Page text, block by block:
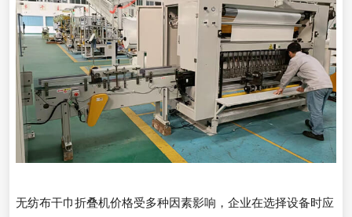
无纺布干巾折叠机价格受多种因素影响，企业在选择设备时应